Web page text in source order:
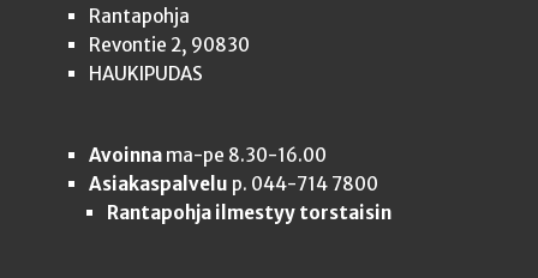
Rantapohja
Revontie 2, 90830
HAUKIPUDAS
Avoinnama-pe 8.30-16.00
Asiakaspalvelu p. 044-714 7800
Rantapohja ilmestyy torstaisin